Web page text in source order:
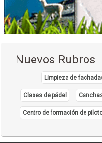
Pernos, Tuercas, Tornillos
Tornillos
Medidores eléctricos
Minería: Equipos,
Seguridad Industrial:
Importaciones
Materiales de limpieza
Nuevos Rubros
Limpieza de
Clases de pádel
Centro de formación de